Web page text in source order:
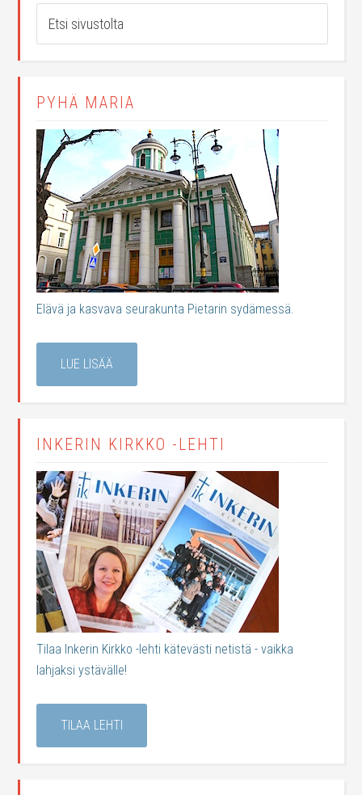
PYHÄ MARIA
Elävä ja kasvava seurakunta Pietarin sydämessä.
LUE LISÄÄ
INKERIN KIRKKO -LEHTI
Tilaa Inkerin Kirkko -lehti kätevästi netistä - vaikka
lahjaksi ystävälle!
TILAA LEHTI